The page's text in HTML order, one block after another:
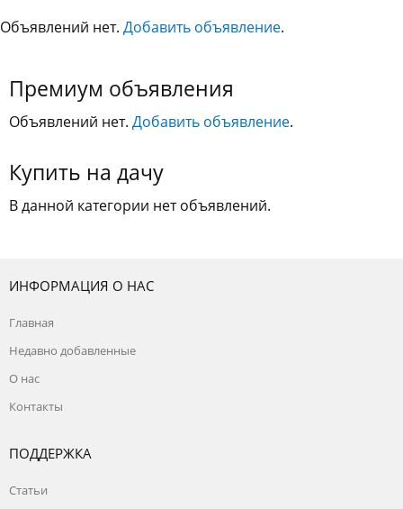
Объявлений нет. Добавить объявление.
Премиум объявления
Объявлений нет. Добавить объявление.
Купить на дачу
В данной категории нет объявлений.
ИНФОРМАЦИЯ О НАС
Главная
Недавно добавленные
О нас
Контакты
ПОДДЕРЖКА
Статьи